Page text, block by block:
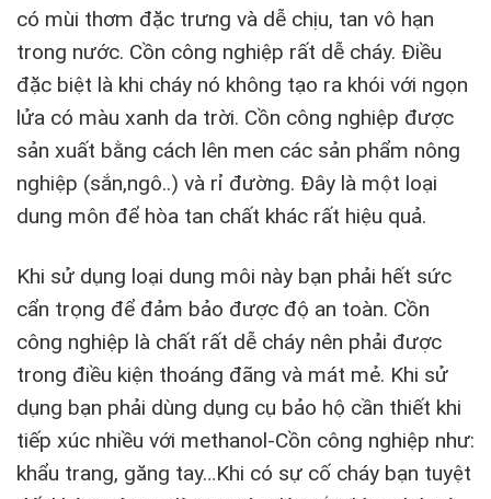
có mùi thơm đặc trưng và dễ chịu, tan vô hạn
trong nước. Cồn công nghiệp rất dễ cháy. Điều
đặc biệt là khi cháy nó không tạo ra khói với ngọn
lửa có màu xanh da trời. Cồn công nghiệp được
sản xuất bằng cách lên men các sản phẩm nông
nghiệp (sắn,ngô..) và rỉ đường. Đây là một loại
dung môn để hòa tan chất khác rất hiệu quả.
Khi sử dụng loại dung môi này bạn phải hết sức
cẩn trọng để đảm bảo được độ an toàn. Cồn
công nghiệp là chất rất dễ cháy nên phải được
trong điều kiện thoáng đãng và mát mẻ. Khi sử
dụng bạn phải dùng dụng cụ bảo hộ cần thiết khi
tiếp xúc nhiều với methanol-Cồn công nghiệp như:
khẩu trang, găng tay…Khi có sự cố cháy bạn tuyệt